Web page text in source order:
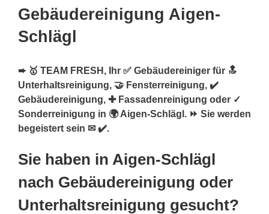
Gebäudereinigung Aigen-
Schlägl
➨ 🥇 TEAM FRESH, Ihr ✅ Gebäudereiniger für 🔝
Unterhaltsreinigung, 🤝 Fensterreinigung, ✔️
Gebäudereinigung, ✚ Fassadenreinigung oder ✓
Sonderreinigung in 🌍 Aigen-Schlägl. ⏩ Sie werden
begeistert sein ✉ ✔️.
Sie haben in Aigen-Schlägl
nach Gebäudereinigung oder
Unterhaltsreinigung gesucht?